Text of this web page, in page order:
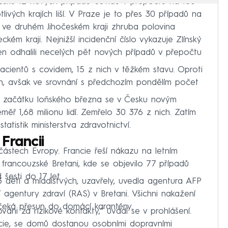
12 nových případů covidu v přepočtu na 100
krajích liší. V Praze je to přes 30 případů na
druhém Jihočeském kraji zhruba polovina
kraji. Nejnižší incidenční číslo vykazuje Zlínský
odhalili necelých pět nových případů v přepočtu
s covidem, 15 z nich v těžkém stavu. Oproti
avšak ve srovnání s předchozím pondělím počet
loňského března se v Česku novým
1,68 milionu lidí. Zemřelo 30 376 z nich. Zatím
ministerstva zdravotnictví.
Evropy. Francie řeší nákazu na letním
Bretani, kde se objevilo 77 případů
do 17 let.
a mladistvých, uzavřely, uvedla agentura AFP
zdraví (RAS) v Bretani. Všichni nakažení
přesun do domácí karantény.
za rizikové kontakty,“ uvádí se v prohlášení.
se domů dostanou osobními dopravními